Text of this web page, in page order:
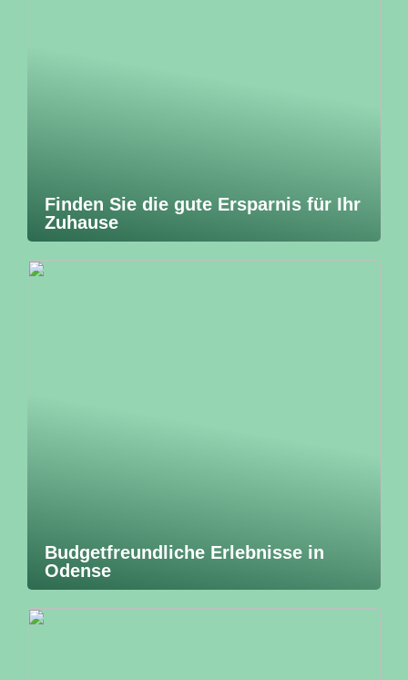
Finden Sie die gute Ersparnis für Ihr
Zuhause
Budgetfreundliche Erlebnisse in
Odense